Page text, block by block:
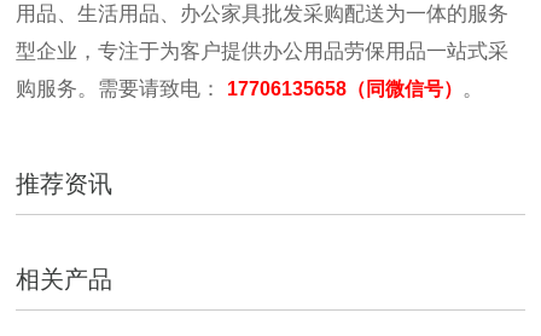
用品、生活用品、办公家具批发采购配送为一体的服务
型企业，专注于为客户提供办公用品劳保用品一站式采
购服务。需要请致电：
17706135658（同微信号） 。
推荐资讯
相关产品